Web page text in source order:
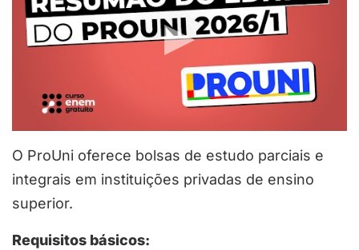
O ProUni oferece bolsas de estudo parciais e
integrais em instituições privadas de ensino
superior.
Requisitos básicos: